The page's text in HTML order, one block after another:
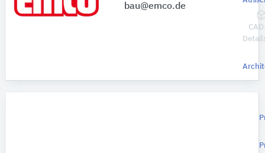
bau@emco.de